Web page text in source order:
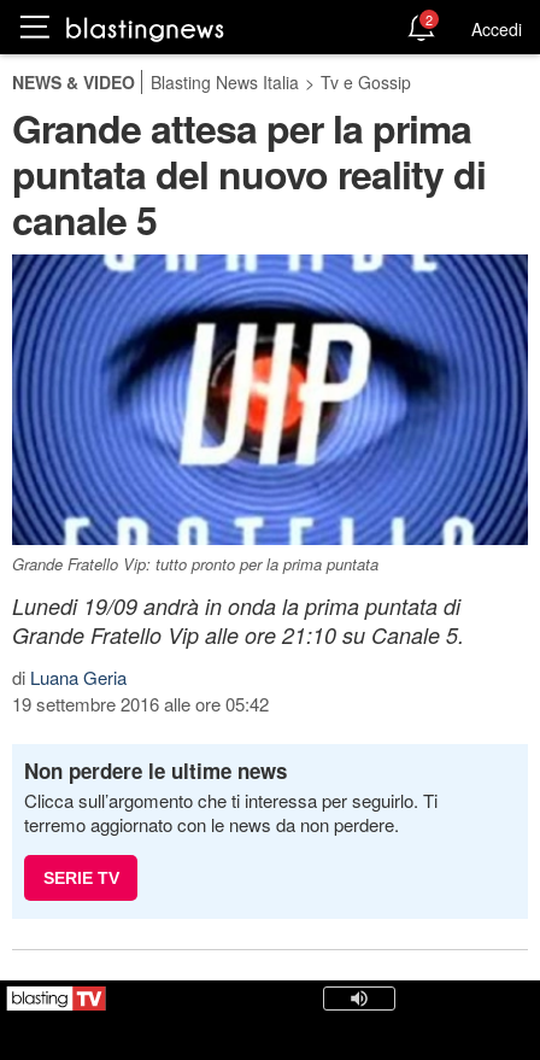
2 Accedi
NEWS & VIDEO Blasting News Italia > Tv e Gossip
Grande attesa per la prima
puntata del nuovo reality di
canale 5
Grande Fratello Vip: tutto pronto per la prima puntata
Lunedi 19/09 andrà in onda la prima puntata di
Grande Fratello Vip alle ore 21:10 su Canale 5.
di Luana Geria
19 settembre 2016 alle ore 05:42
Non perdere le ultime news
Clicca sull’argomento che ti interessa per seguirlo. Ti
terremo aggiornato con le news da non perdere.
SERIE TV